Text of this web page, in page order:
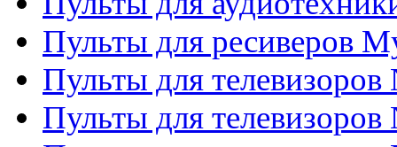
Пульты для ресиверов
Пульты для телевизоров
Пульты для телевизоров